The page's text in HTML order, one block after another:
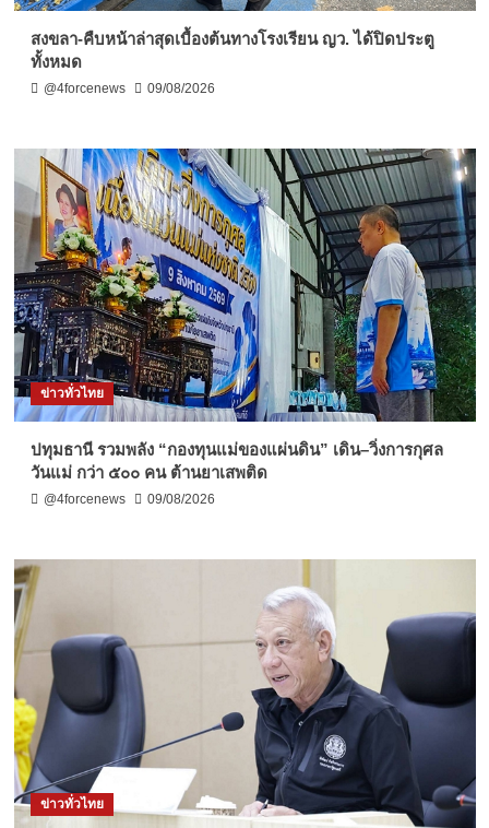
สงขลา-คืบหน้าล่าสุดเบื้องต้นทางโรงเรียน ญว. ได้ปิดประตู
ทั้งหมด
@4forcenews 09/08/2026
ข่าวทั่วไทย
ปทุมธานี รวมพลัง “กองทุนแม่ของแผ่นดิน” เดิน–วิ่งการกุศล
วันแม่ กว่า ๕๐๐ คน ต้านยาเสพติด
@4forcenews 09/08/2026
ข่าวทั่วไทย